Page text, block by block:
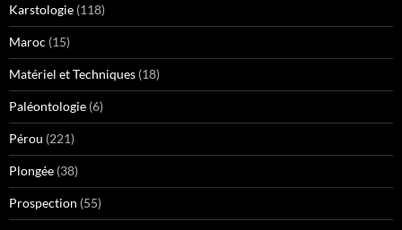
Karstologie (118)
Maroc (15)
Matériel et Techniques (18)
Paléontologie (6)
Pérou (221)
Plongée (38)
Prospection (55)